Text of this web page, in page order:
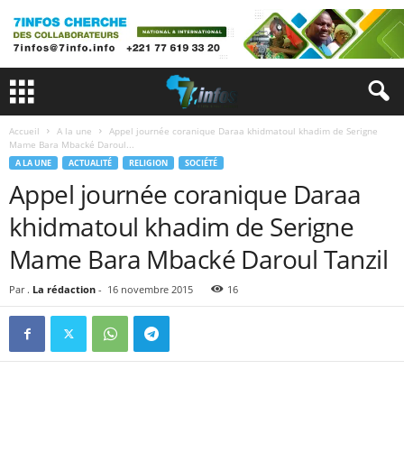
Accueil A la une
Appel journée coranique Daraa khidmatoul khadim de Serigne
Mame Bara Mbacké Daroul...
A LA UNE ACTUALITÉ RELIGION SOCIÉTÉ
Appel journée coranique Daraa
khidmatoul khadim de Serigne
Mame Bara Mbacké Daroul Tanzil
Par . La rédaction - 16 novembre 2015 16